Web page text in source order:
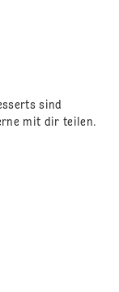
sind
mit dir teilen.